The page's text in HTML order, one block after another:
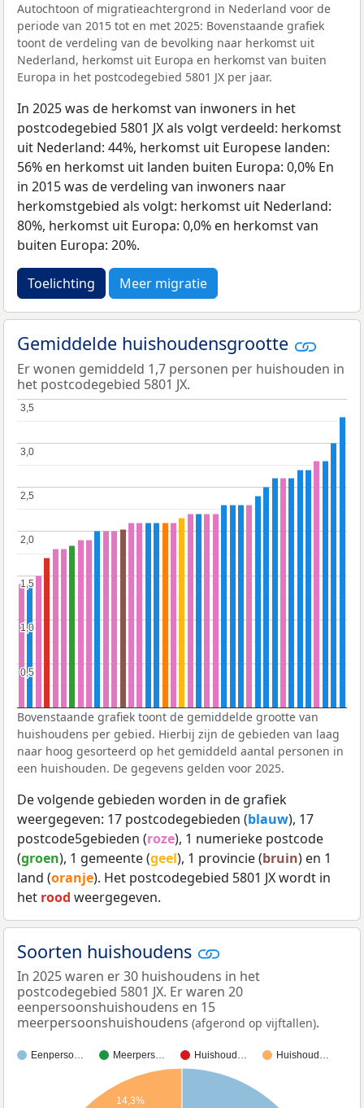
Autochtoon of migratieachtergrond in Nederland voor de
periode van 2015 tot en met 2025: Bovenstaande grafiek
toont de verdeling van de bevolking naar herkomst uit
Nederland, herkomst uit Europa en herkomst van buiten
Europa in het postcodegebied 5801 JX per jaar.
In 2025 was de herkomst van inwoners in het
postcodegebied 5801 JX als volgt verdeeld: herkomst
uit Nederland: 44%, herkomst uit Europese landen:
56% en herkomst uit landen buiten Europa: 0,0% En
in 2015 was de verdeling van inwoners naar
herkomstgebied als volgt: herkomst uit Nederland:
80%, herkomst uit Europa: 0,0% en herkomst van
buiten Europa: 20%.
Toelichting Meer migratie
Gemiddelde huishoudensgrootte
Er wonen gemiddeld 1,7 personen per huishouden in
het postcodegebied 5801 JX.
0,5
0,5
1,0
1,0
1,5
1,5
2,0
2,0
2,5
2,5
3,0
3,0
3,5
3,5
Bovenstaande grafiek toont de gemiddelde grootte van
huishoudens per gebied. Hierbij zijn de gebieden van laag
naar hoog gesorteerd op het gemiddeld aantal personen in
een huishouden. De gegevens gelden voor 2025.
De volgende gebieden worden in de grafiek
weergegeven: 17 postcodegebieden (blauw), 17
postcode5gebieden (roze), 1 numerieke postcode
(groen), 1 gemeente (geel), 1 provincie (bruin) en 1
land (oranje). Het postcodegebied 5801 JX wordt in
het rood weergegeven.
Soorten huishoudens
In 2025 waren er 30 huishoudens in het
postcodegebied 5801 JX. Er waren 20
eenpersoonshuishoudens en 15
meerpersoonshuishoudens (afgerond op vijftallen).
Eenperso… Meerpers… Huishoud… Huishoud…
14,3%